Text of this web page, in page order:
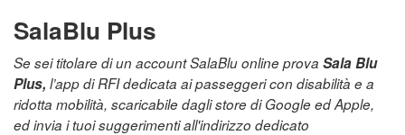
SalaBlu Plus
Se sei titolare di un account SalaBlu online prova Sala Blu
Plus, l’app di RFI dedicata ai passeggeri con disabilità e a
ridotta mobilità, scaricabile dagli store di Google ed Apple,
ed invia i tuoi suggerimenti all'indirizzo dedicato